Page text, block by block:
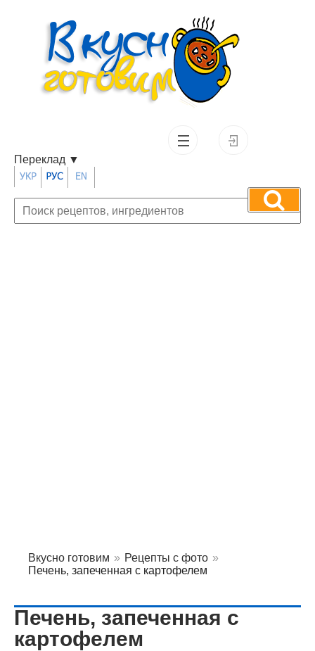
Переклад ▼
Вкусно готовим » Рецепты с фото »
Печень, запеченная с картофелем
Печень, запеченная с
картофелем